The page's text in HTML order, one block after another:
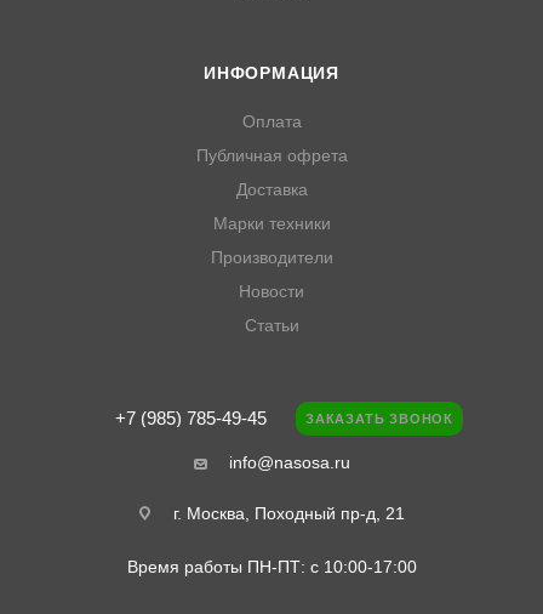
ИНФОРМАЦИЯ
Оплата
Публичная офрета
Доставка
Марки техники
Производители
Новости
Статьи
+7 (985) 785-49-45 ЗАКАЗАТЬ ЗВОНОК
info@nasosa.ru
г. Москва, Походный пр-д, 21
Время работы ПН-ПТ: с 10:00-17:00